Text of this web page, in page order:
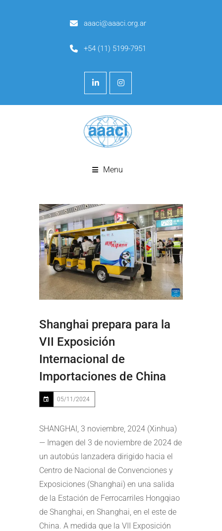
aaaci@aaaci.org.ar
+54 (11) 5199-7951
Menu
Shanghai prepara para la
VII Exposición
Internacional de
Importaciones de China
05/11/2024
SHANGHAI, 3 noviembre, 2024 (Xinhua)
— Imagen del 3 de noviembre de 2024 de
un autobús lanzadera dirigido hacia el
Centro de Nacional de Convenciones y
Exposiciones (Shanghai) en una salida
de la Estación de Ferrocarriles Hongqiao
de Shanghai, en Shanghai, en el este de
China. A medida que la VII Exposición